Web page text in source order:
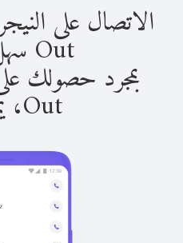
Out سهل للغاية.
Out، يمكنك: